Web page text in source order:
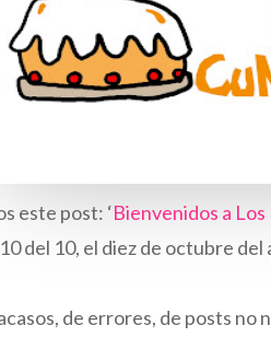
este post: ‘Bienvenidos a
del 10, el diez de octubre
de errores, de posts no